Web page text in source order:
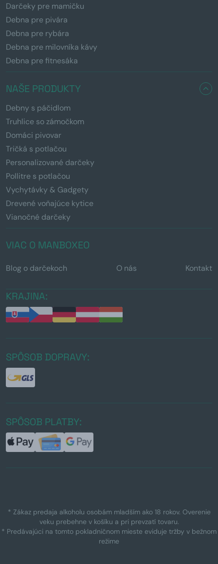
Darčeky pre mamičku
Debna pre pivára
Debna pre rybára
Debna pre milovníka kávy
Debna pre fitnesáka
NAŠE PRODUKTY
Debny s páčidlom
Truhlice so zámočkom
Domáci pivovar
Tričká s potlačou
Personalizované darčeky
Pollitre s potlačou
Vychytávky & Gadgety
Drevené voňajúce kytice
Vianočné darčeky
VIAC O MANBOXEO
Blog o darčekoch O nás Kontakt
KRAJINA:
SPÔSOB DOPRAVY:
SPÔSOB PLATBY:
* Zákaz predaja alkoholu osobám mladším ako 18 rokov. Overenie
veku prebehne v košíku a pri prevzatí tovaru.
* Predávajúci na tomto pokladničnom mieste eviduje tržby v bežnom
režime